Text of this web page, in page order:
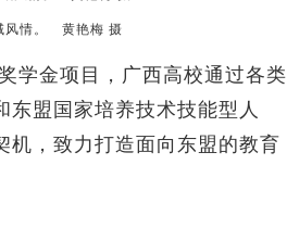
风情。 黄艳梅 摄
金项目，广西高校通过各类
盟国家培养技术技能型人
，致力打造面向东盟的教育